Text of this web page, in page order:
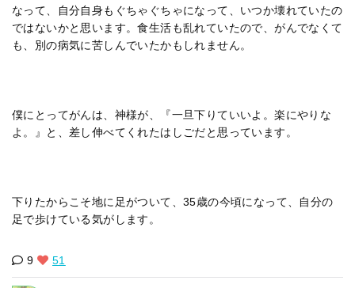
なって、自分自身もぐちゃぐちゃになって、いつか壊れていたの
ではないかと思います。食生活も乱れていたので、がんでなくて
も、別の病気に苦しんでいたかもしれません。
僕にとってがんは、神様が、『一旦下りていいよ。楽にやりな
よ。』と、差し伸べてくれたはしごだと思っています。
下りたからこそ地に足がついて、35歳の今頃になって、自分の
足で歩けている気がします。
9 51